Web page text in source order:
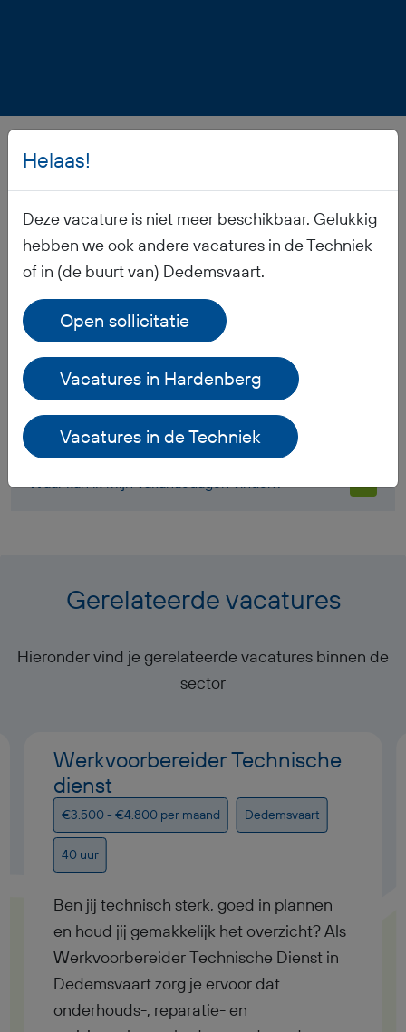
Veelgestelde vragen
Wanneer ontvang ik mijn salaris?
Ontvang ik werkkleding?
Hoe is het pensioen geregeld?
Welke documenten moet ik meenemen voor mijn
inschrijving bij BR-Flex?
Gerelateerde vacatures
Hieronder vind je gerelateerde vacatures binnen de
sector
Werkvoorbereider Technische
dienst
€3.500 - €4.800 per maand Dedemsvaart
40 uur
Ben jij technisch sterk, goed in plannen
en houd jij gemakkelijk het overzicht? Als
Werkvoorbereider Technische Dienst in
Dedemsvaart zorg je ervoor dat
onderhouds-, reparatie- en
Helaas!
Deze vacature is niet meer beschikbaar. Gelukkig
hebben we ook andere vacatures in de Techniek
of in (de buurt van) Dedemsvaart.
Open sollicitatie
Vacatures in Hardenberg
Vacatures in de Techniek